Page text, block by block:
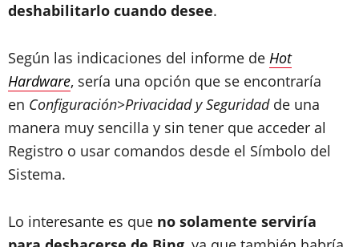
deshabilitarlo cuando desee.
Según las indicaciones del informe de Hot
Hardware, sería una opción que se encontraría
en Configuración>Privacidad y Seguridadde una
manera muy sencilla y sin tener que acceder al
Registro o usar comandos desde el Símbolo del
Sistema.
Lo interesante es que no solamente serviría